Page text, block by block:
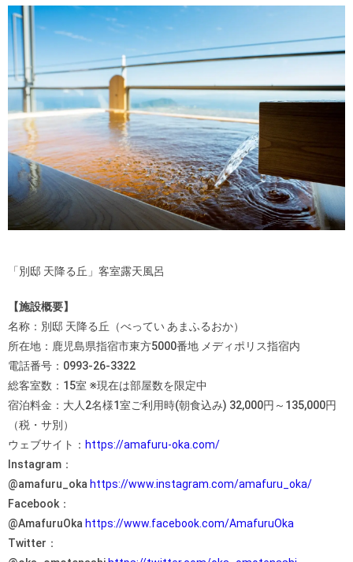
「別邸 天降る丘」客室露天風呂
【施設概要】
名称：別邸 天降る丘（べってい あまふるおか）
所在地：鹿児島県指宿市東方5000番地 メディポリス指宿内
電話番号：0993-26-3322
総客室数：15室 ※現在は部屋数を限定中
宿泊料金：大人2名様1室ご利用時(朝食込み) 32,000円～135,000円
（税・サ別）
ウェブサイト： https://amafuru-oka.com/
Instagram：
@amafuru_oka https://www.instagram.com/amafuru_oka/
Facebook：
@AmafuruOka https://www.facebook.com/AmafuruOka
Twitter：